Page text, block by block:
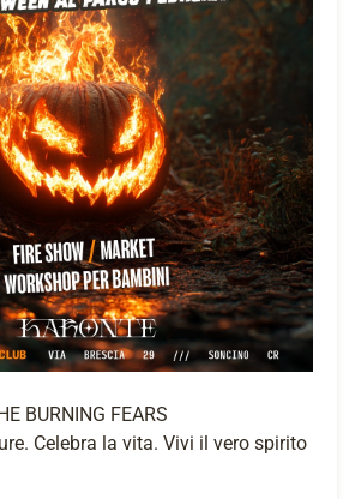
BURNING FEARS
Celebra la vita. Vivi il vero spirito